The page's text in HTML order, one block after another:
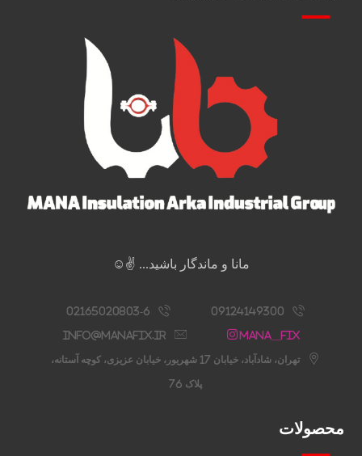
مانا و ماندگار باشید... ✌️☺️
09124149300
02165020803-6
Mana__fix
info@manafix.ir
تهران، شادآباد، خیابان 17 شهریور، خیابان عزیزی، کوچه آستانه،
پلاک 76
محصولات